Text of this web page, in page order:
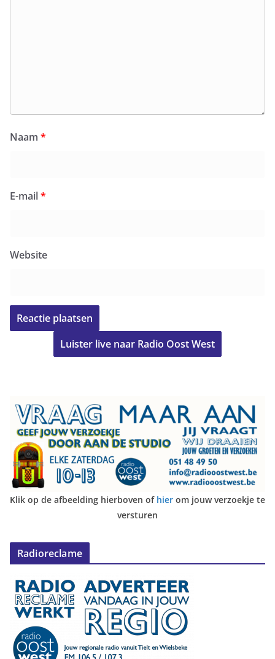
Naam *
E-mail*
Website
Luister live naar Radio Oost West
Klik op de afbeelding hierboven of hier om jouw verzoekje te
versturen
Radioreclame